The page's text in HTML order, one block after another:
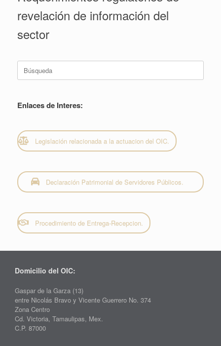
revelación de información del
sector
Buscar:
Enlaces de Interes:
Legislación relacionada a la actuacion del OIC.
Declaración Patrimonial de Servidores Públicos.
Procedimiento de Entrega-Recepcion.
Domicilio del OIC:
Gaspar de la Garza (13)
entre Nicolás Bravo y Vicente Guerrero No. 374
Zona Centro
Cd. Victoria, Tamaulipas, Mex.
C.P. 87000